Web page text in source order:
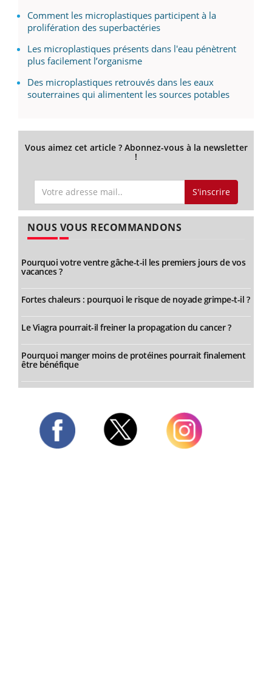
Comment les microplastiques participent à la
prolifération des superbactéries
Les microplastiques présents dans l'eau pénètrent
plus facilement l’organisme
Des microplastiques retrouvés dans les eaux
souterraines qui alimentent les sources potables
Vous aimez cet article ? Abonnez-vous à la newsletter
!
S'inscrire
NOUS VOUS RECOMMANDONS
Pourquoi votre ventre gâche-t-il les premiers jours de vos
vacances ?
Fortes chaleurs : pourquoi le risque de noyade grimpe-t-il ?
Le Viagra pourrait-il freiner la propagation du cancer ?
Pourquoi manger moins de protéines pourrait finalement
être bénéfique